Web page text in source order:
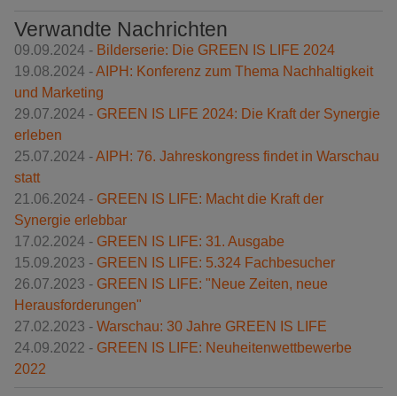
Verwandte Nachrichten
09.09.2024 - Bilderserie: Die GREEN IS LIFE 2024
19.08.2024 -AIPH: Konferenz zum Thema Nachhaltigkeit
und Marketing
29.07.2024 - GREEN IS LIFE 2024: Die Kraft der Synergie
erleben
25.07.2024 -AIPH: 76. Jahreskongress findet in Warschau
statt
21.06.2024 - GREEN IS LIFE: Macht die Kraft der
Synergie erlebbar
17.02.2024 - GREEN IS LIFE: 31. Ausgabe
15.09.2023 - GREEN IS LIFE: 5.324 Fachbesucher
26.07.2023 - GREEN IS LIFE: "Neue Zeiten, neue
Herausforderungen"
27.02.2023 - Warschau: 30 Jahre GREEN IS LIFE
24.09.2022 - GREEN IS LIFE: Neuheitenwettbewerbe
2022